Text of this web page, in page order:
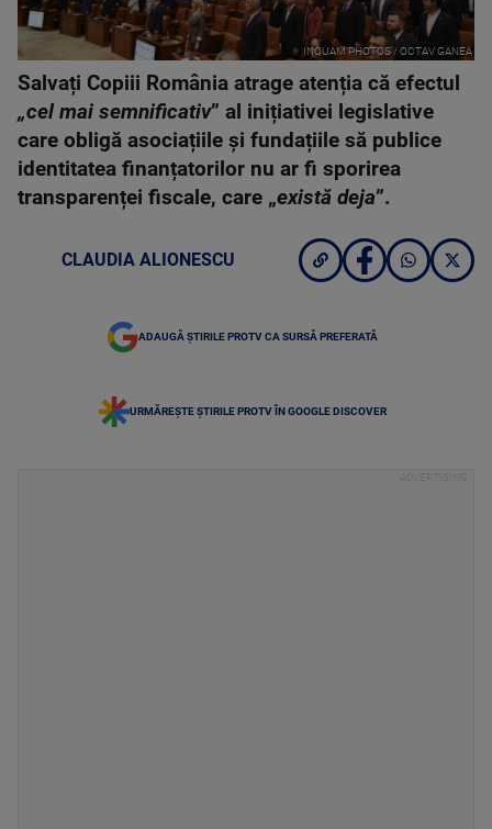
INQUAM PHOTOS / OCTAV GANEA
Salvați Copiii România atrage atenția că efectul
„cel mai semnificativ” al inițiativei legislative
care obligă asociațiile și fundațiile să publice
identitatea finanțatorilor nu ar fi sporirea
transparenței fiscale, care „există deja”.
CLAUDIA ALIONESCU
ADAUGĂ ȘTIRILE PROTV CA SURSĂ PREFERATĂ
URMĂREȘTE ȘTIRILE PROTV ÎN GOOGLE DISCOVER